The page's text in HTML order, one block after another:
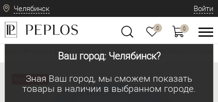
Челябинск
Ваш город: Челябинск?
Зная Ваш город, мы сможем показать
товары в наличии в выбранном городе.
Войти
0 0
Мужская одежда: классическая и современная Мужские рубашки | сорочки
Распродажа